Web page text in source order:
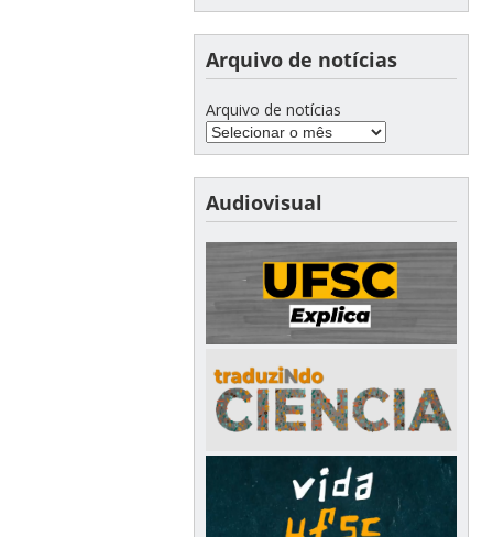
Arquivo de notícias
Arquivo de notícias
Audiovisual